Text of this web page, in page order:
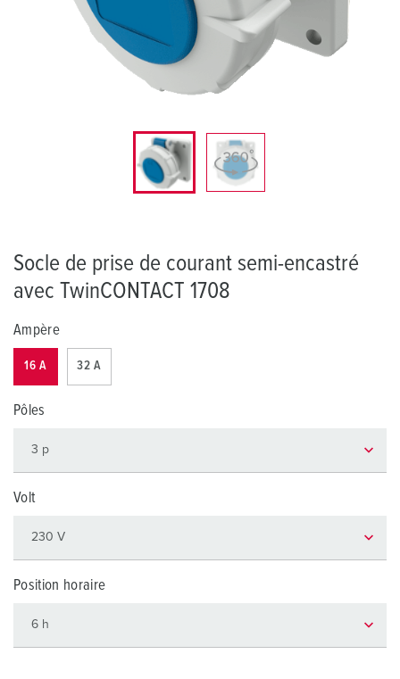
Socle de prise de courant semi-encastré
avec TwinCONTACT 1708
Ampère
16 A 32 A
Pôles
Volt
Position horaire